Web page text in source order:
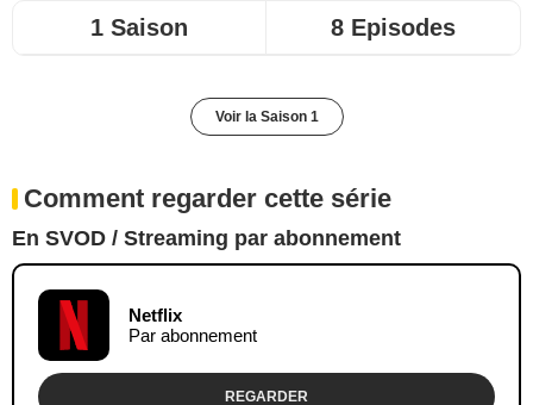
1 Saison 8 Episodes
Voir la Saison 1
Comment regarder cette série
En SVOD / Streaming par abonnement
Netflix
Par abonnement
REGARDER